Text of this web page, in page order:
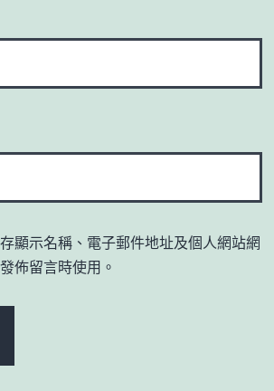
顯示名稱、電子郵件地址及個人網站網
佈留言時使用。